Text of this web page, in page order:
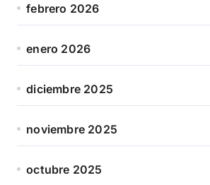
febrero 2026
enero 2026
diciembre 2025
noviembre 2025
octubre 2025